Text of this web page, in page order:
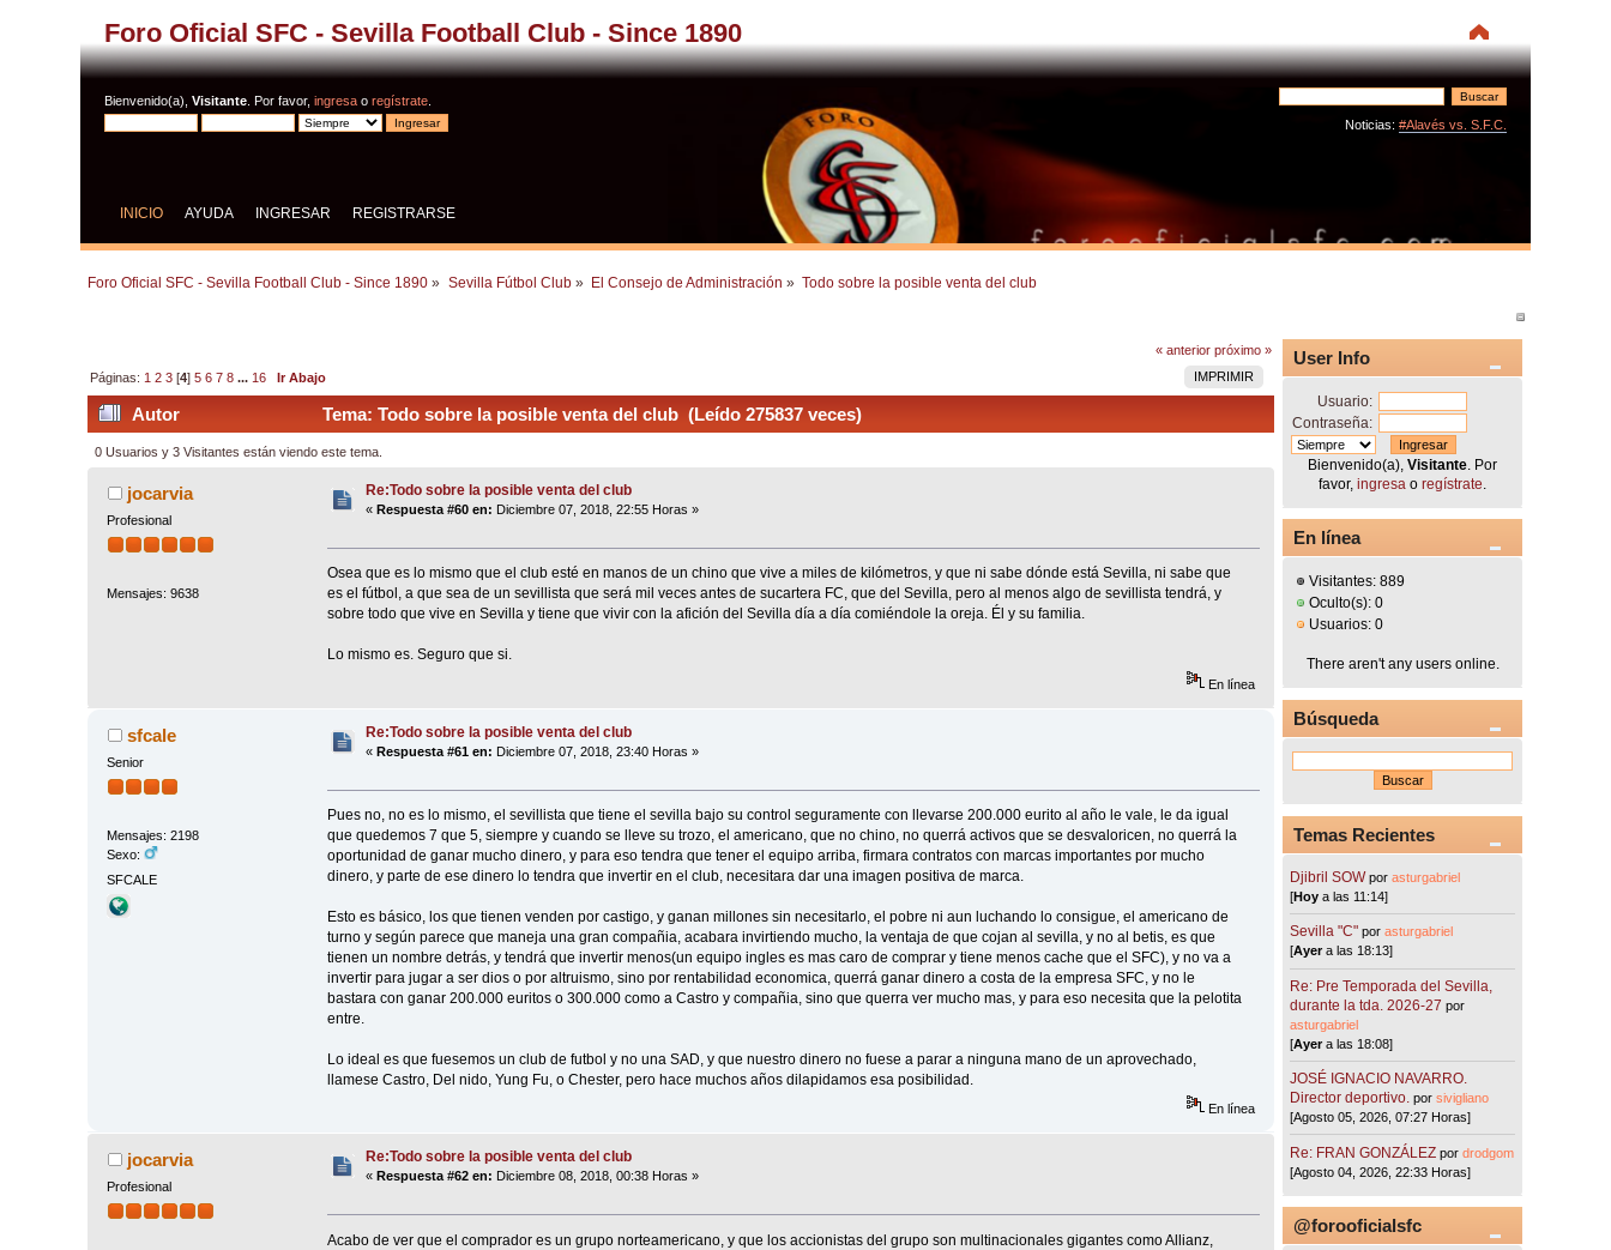
Foro Oficial SFC - Sevilla Football Club - Since 1890
Bienvenido(a),Visitante . Por favor,ingresa oregístrate
Noticias: #Alavés vs. S.F.C.
INICIO AYUDA INGRESAR REGISTRARSE
Foro Oficial SFC - Sevilla Football Club - Since 1890 » Sevilla Fútbol Club» El Consejo de Administración » Todo sobre la posible venta del club
« anterior próximo »
IMPRIMIR
Páginas: 1 2 3 [4]5 6 7 8 ... 16 Ir Abajo
Autor Tema: Todo sobre la posible venta del club (Leído 275837 veces)
0 Usuarios y 3 Visitantes están viendo este tema.
jocarvia
Profesional
Mensajes: 9638
Re:Todo sobre la posible venta del club
«Respuesta #60 en: Diciembre 07, 2018, 22:55 Horas »
Osea que es lo mismo que el club esté en manos de un chino que vive a miles de kilómetros, y que ni sabe dónde está Sevilla, ni sabe que
es el fútbol, a que sea de un sevillista que será mil veces antes de sucartera FC, que del Sevilla, pero al menos algo de sevillista tendrá, y
sobre todo que vive en Sevilla y tiene que vivir con la afición del Sevilla día a día comiéndole la oreja. Él y su familia.
Lo mismo es. Seguro que si.
En línea
sfcale
Senior
Mensajes: 2198
Sexo:
SFCALE
Re:Todo sobre la posible venta del club
«Respuesta #61 en: Diciembre 07, 2018, 23:40 Horas »
Pues no, no es lo mismo, el sevillista que tiene el sevilla bajo su control seguramente con llevarse 200.000 eurito al año le vale, le da igual
que quedemos 7 que 5, siempre y cuando se lleve su trozo, el americano, que no chino, no querrá activos que se desvaloricen, no querrá la
oportunidad de ganar mucho dinero, y para eso tendra que tener el equipo arriba, firmara contratos con marcas importantes por mucho
dinero, y parte de ese dinero lo tendra que invertir en el club, necesitara dar una imagen positiva de marca.
Esto es básico, los que tienen venden por castigo, y ganan millones sin necesitarlo, el pobre ni aun luchando lo consigue, el americano de
turno y según parece que maneja una gran compañia, acabara invirtiendo mucho, la ventaja de que cojan al sevilla, y no al betis, es que
tienen un nombre detrás, y tendrá que invertir menos(un equipo ingles es mas caro de comprar y tiene menos cache que el SFC), y no va a
invertir para jugar a ser dios o por altruismo, sino por rentabilidad economica, querrá ganar dinero a costa de la empresa SFC, y no le
bastara con ganar 200.000 euritos o 300.000 como a Castro y compañia, sino que querra ver mucho mas, y para eso necesita que la pelotita
entre.
Lo ideal es que fuesemos un club de futbol y no una SAD, y que nuestro dinero no fuese a parar a ninguna mano de un aprovechado,
llamese Castro, Del nido, Yung Fu, o Chester, pero hace muchos años dilapidamos esa posibilidad.
En línea
jocarvia
Profesional
Re:Todo sobre la posible venta del club
« Respuesta #62 en: Diciembre 08, 2018, 00:38 Horas »
Acabo de ver que el comprador es un grupo norteamericano, y que los accionistas del grupo son multinacionales gigantes como Allianz,
User Info
Usuario:
Contraseña:
Bienvenido(a),Visitante . Por
favor,ingresa oregístrate
En línea
Visitantes: 889
Oculto(s): 0
Usuarios: 0
There aren't any users online.
Búsqueda
Temas Recientes
Djibril SOW porasturgabriel
[Hoy a las 11:14]
Sevilla "C"porasturgabriel
[Ayera las 18:13]
Re: Pre Temporada del Sevilla,
durante la tda. 2026-27 por
asturgabriel
[Ayera las 18:08]
JOSÉ IGNACIO NAVARRO.
Director deportivo. porsivigliano
[Agosto 05, 2026, 07:27 Horas]
Re: FRAN GONZÁLEZ pordrodgom
[Agosto 04, 2026, 22:33 Horas]
@forooficialsfc